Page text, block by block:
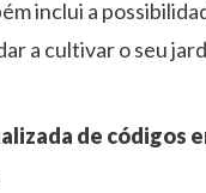
inclui a
a cultivar o seu
de códigos